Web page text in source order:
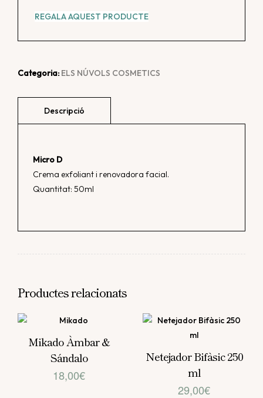
REGALA AQUEST PRODUCTE
Categoria: ELS NÚVOLS COSMETICS
Micro D
Crema exfoliant i renovadora facial.
Quantitat: 50ml
Productes relacionats
Mikado Àmbar &
Sándalo
18,00€
Netejador Bifàsic 250
ml
29,00€